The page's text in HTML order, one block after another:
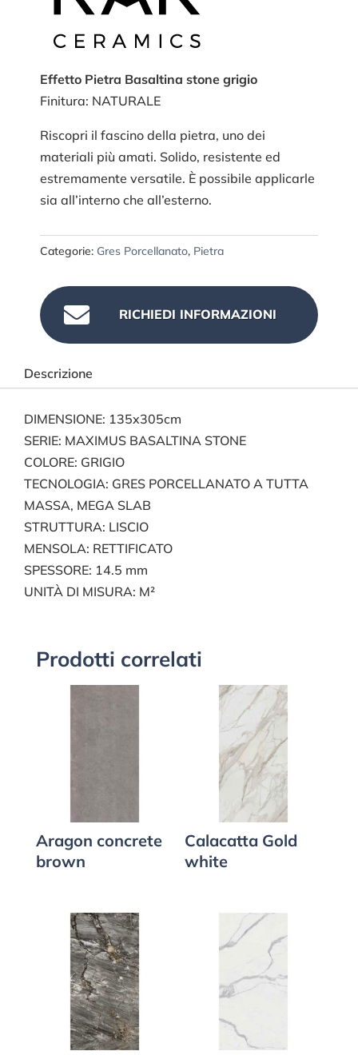
Effetto Pietra Basaltina stone grigio
Finitura: NATURALE
Riscopri il fascino della pietra, uno dei
materiali più amati. Solido, resistente ed
estremamente versatile. È possibile applicarle
sia all’interno che all’esterno.
Categorie: Gres Porcellanato, Pietra
 RICHIEDI INFORMAZIONI
Descrizione
DIMENSIONE: 135x305cm
SERIE: MAXIMUS BASALTINA STONE
COLORE: GRIGIO
TECNOLOGIA: GRES PORCELLANATO A TUTTA
MASSA, MEGA SLAB
STRUTTURA: LISCIO
MENSOLA: RETTIFICATO
SPESSORE: 14.5 mm
UNITÀ DI MISURA: M²
Prodotti correlati
Aragon concrete
brown
Calacatta Gold
white